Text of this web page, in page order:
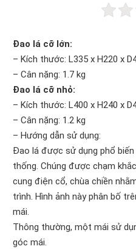
Đao lá cỡ lớn:
– Kích thước: L335 x H220 x
– Cân nặng: 1.7 kg
Đao lá cỡ nhỏ:
– Kích thước: L400 x H240 x
– Cân nặng: 1.2 kg
– Hướng dẫn sử dụng:
Đao lá được sử dụng phổ
thống. Chúng được chạm
cung điện cổ, chùa chiền
trình. Hình ảnh này phân bố
mái.
Thông thường, một mái sử
góc mái.